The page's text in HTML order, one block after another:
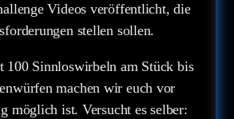
Videos veröffentlicht, die
stellen sollen.
100 Sinnloswirbeln am Stück bis
machen wir euch vor
möglich ist. Versucht es selber: